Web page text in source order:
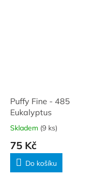
Puffy Fine - 485
Eukalyptus
Skladem (9 ks)
75 Kč
Do košíku